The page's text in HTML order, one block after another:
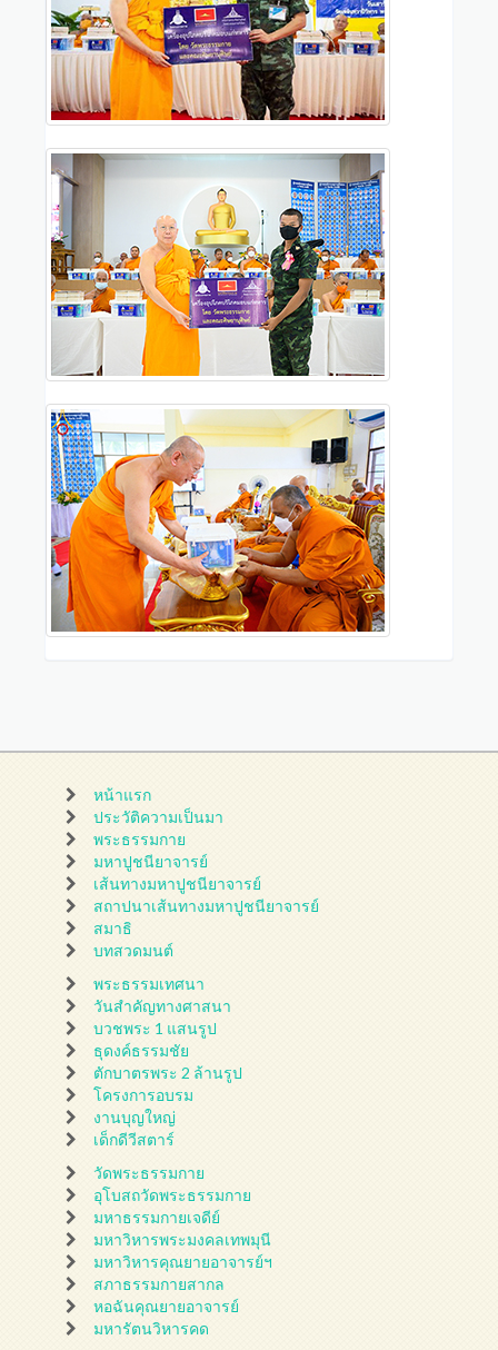
หน้าแรก
ประวัติความเป็นมา
พระธรรมกาย
มหาปูชนียาจารย์
เส้นทางมหาปูชนียาจารย์
สถาปนาเส้นทางมหาปูชนียาจารย์
สมาธิ
บทสวดมนต์
พระธรรมเทศนา
วันสำคัญทางศาสนา
บวชพระ 1 แสนรูป
ธุดงค์ธรรมชัย
ตักบาตรพระ 2 ล้านรูป
โครงการอบรม
งานบุญใหญ่
เด็กดีวีสตาร์
วัดพระธรรมกาย
อุโบสถวัดพระธรรมกาย
มหาธรรมกายเจดีย์
มหาวิหารพระมงคลเทพมุนี
มหาวิหารคุณยายอาจารย์ฯ
สภาธรรมกายสากล
หอฉันคุณยายอาจารย์
มหารัตนวิหารคด